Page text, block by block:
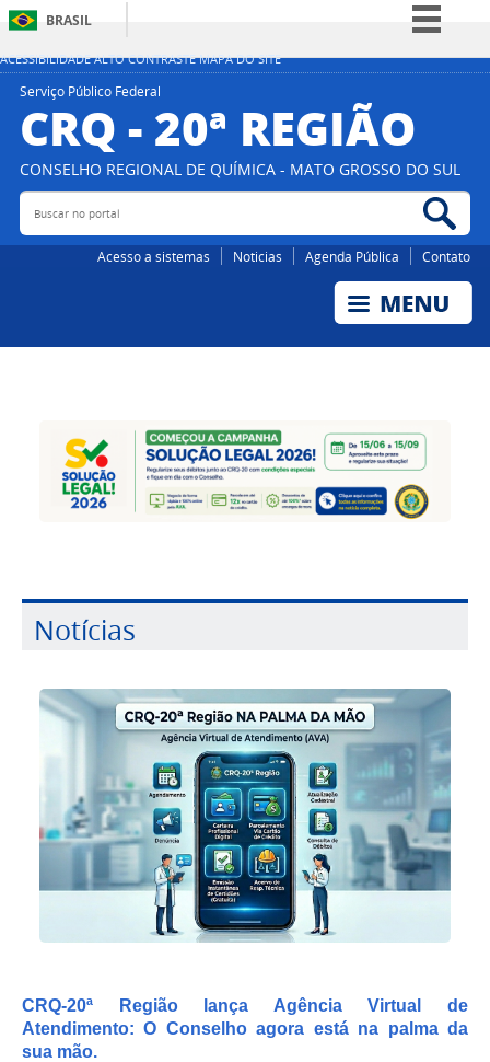
ACESSIBILIDADE ALTO CONTRASTE MAPA DO SITE
BRASIL
Simplifique!
Participe
Acesso à informação
Legislação
Serviço Público Federal
CRQ - 20ª REGIÃO
CONSELHO REGIONAL DE QUÍMICA - MATO GROSSO DO SUL
Buscar
portal
Acesso a sistemas Noticias Agenda Pública Contato
Notícias
CRQ-20ª Região lança Agência Virtual de
Atendimento: O Conselho agora está na palma da
sua mão.